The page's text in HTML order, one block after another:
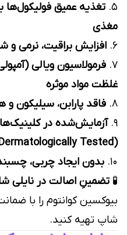
۵. تغذیه عمیق فولیکول‌ها
مغذی
۶. افزایش براقیت، نرمی و
۷. فرمولاسیون ویالی
غلظت مواد موثره
۸. فاقد پارابن، سیلیکون
۹. آزمایش‌شده در
(Dermatologically Tested)
۱۰. بدون ایجاد چربی،
🧪 تضمینِ اصالت در نایلی
بیوکسین کوانتوم را با
شاپ تهیه کنید.